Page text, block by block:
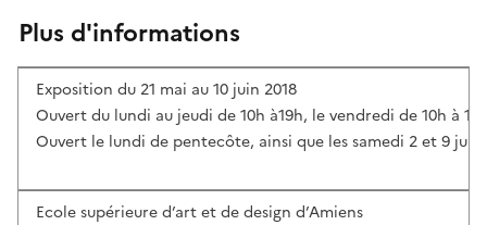
Plus d'informations
Exposition du 21 mai au 10 juin 2018
Ouvert du lundi au jeudi de 10h à19h, le vendredi de 10h à
Ouvert le lundi de pentecôte, ainsi que les samedi 2 et 9
Ecole supérieure d’art et de design d’Amiens